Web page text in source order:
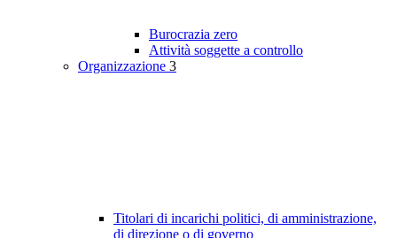
Burocrazia zero
Attività soggette a controllo
Organizzazione 3
Titolari di incarichi politici, di amministrazione,
di direzione o di governo